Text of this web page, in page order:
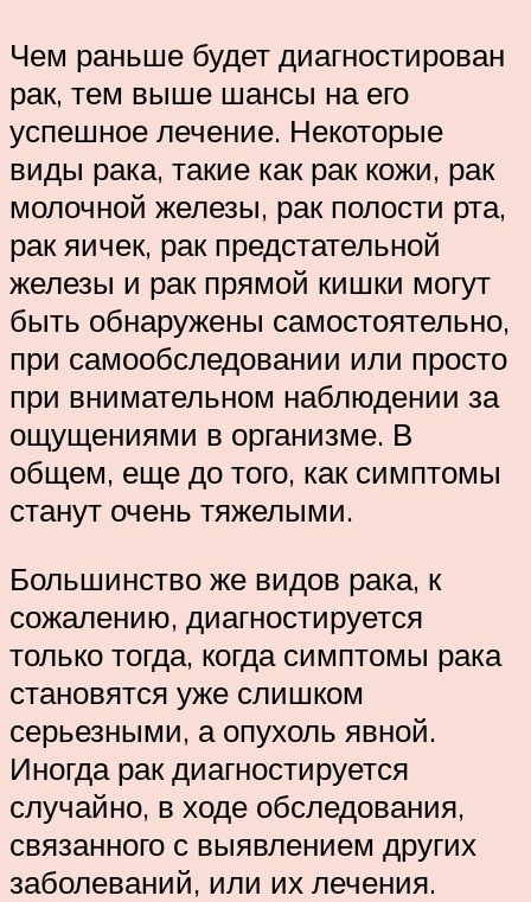
Чем раньше будет диагностирован
рак, тем выше шансы на его
успешное лечение. Некоторые
виды рака, такие как рак кожи, рак
молочной железы, рак полости рта,
рак яичек, рак предстательной
железы и рак прямой кишки могут
быть обнаружены самостоятельно,
при самообследовании или просто
при внимательном наблюдении за
ощущениями в организме. В
общем, еще до того, как симптомы
станут очень тяжелыми.
Большинство же видов рака, к
сожалению, диагностируется
только тогда, когда симптомы рака
становятся уже слишком
серьезными, а опухоль явной.
Иногда рак диагностируется
случайно, в ходе обследования,
связанного с выявлением других
заболеваний, или их лечения.